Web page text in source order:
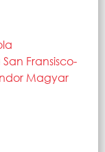
Fransisco-
Magyar